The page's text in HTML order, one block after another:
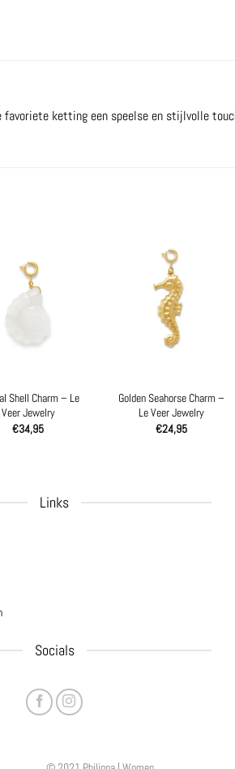
ketting een speelse en stijlvolle
Shell Charm – Le
Veer Jewelry
€34,95
Golden Seahorse Charm –
Le Veer Jewelry
€24,95
Links
Socials